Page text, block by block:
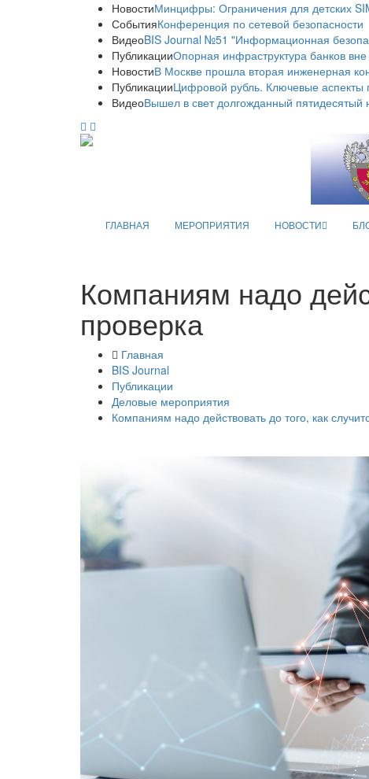
НовостиМинцифры: Ограничения для детских
СобытияКонференция по сетевой безопасности
ВидеоBIS Journal №51 "Информационная
ПубликацииОпорная инфраструктура банков
НовостиВ Москве прошла вторая инженерная
ПубликацииЦифровой рубль. Ключевые аспекты
ВидеоВышел в свет долгожданный пятидесятый
ГЛАВНАЯ МЕРОПРИЯТИЯ НОВОСТИ
Компаниям надо
проверка
Главная
BIS Journal
Публикации
Деловые мероприятия
Компаниям надо действовать до того, как